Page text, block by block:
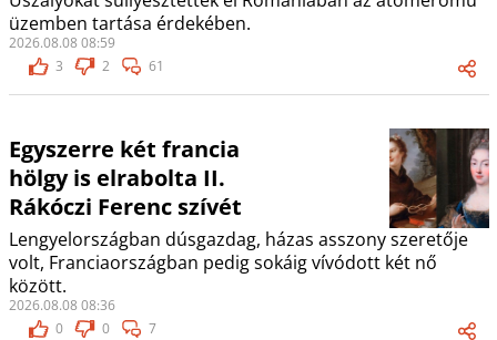
üzemben tartása érdekében.
2026.08.08 08:59
3
2 61
Egyszerre két francia
hölgy is elrabolta II.
Rákóczi Ferenc szívét
Lengyelországban dúsgazdag, házas asszony szeretője
volt, Franciaországban pedig sokáig vívódott két nő
között.
2026.08.08 08:36
0
0 7